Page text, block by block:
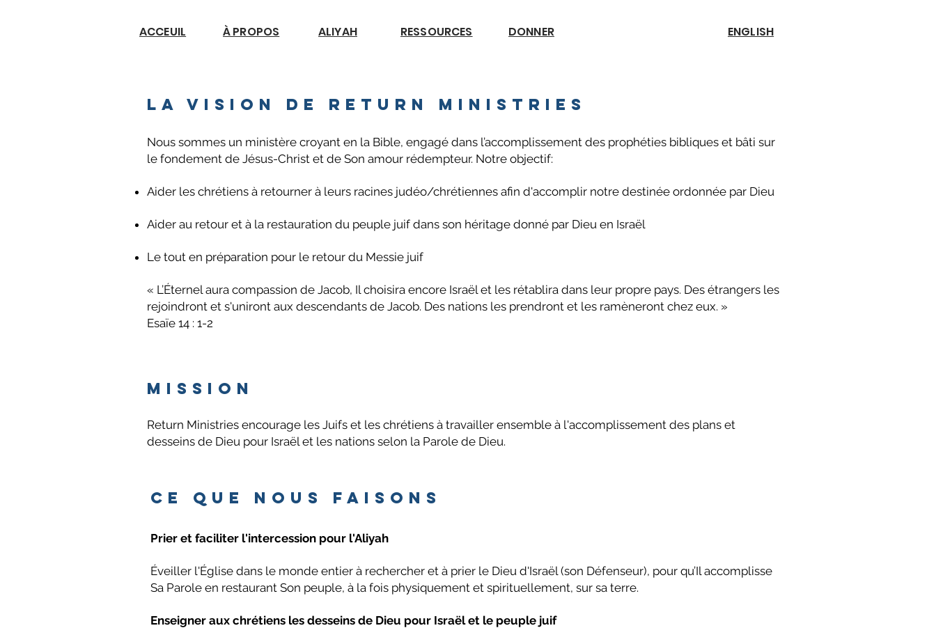
ACCEUIL À PROPOS ALIYAH RESSOURCES DONNER ENGLISH
La vision de Return Ministries
Nous sommes un ministère croyant en la Bible, engagé dans l’accomplissement des prophéties bibliques et bâti sur
le fondement de Jésus-Christ et de Son amour rédempteur. Notre objectif:
Aider les chrétiens à retourner à leurs racines judéo/chrétiennes afin d'accomplir notre destinée ordonnée par Dieu
Aider au retour et à la restauration du peuple juif dans son héritage donné par Dieu en Israël
Le tout en préparation pour le retour du Messie juif
« L’Éternel aura compassion de Jacob, Il choisira encore Israël et les rétablira dans leur propre pays. Des étrangers les
rejoindront et s'uniront aux descendants de Jacob. Des nations les prendront et les ramèneront chez eux. »
Esaïe 14 : 1-2
Mission
Return Ministries encourage les Juifs et les chrétiens à travailler ensemble à l'accomplissement des plans et
desseins de Dieu pour Israël et les nations selon la Parole de Dieu.
Ce que nous faisons
Prier et faciliter l'intercession pour l'Aliyah
Éveiller l'Église dans le monde entier à rechercher et à prier le Dieu d'Israël (son Défenseur), pour qu’Il accomplisse
Sa Parole en restaurant Son peuple, à la fois physiquement et spirituellement, sur sa terre.
Enseigner aux chrétiens les desseins de Dieu pour Israël et le peuple juif